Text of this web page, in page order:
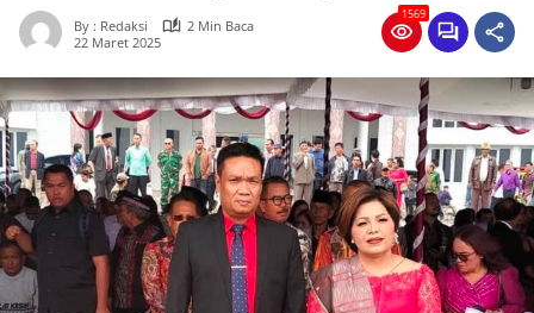
By : Redaksi
2 Min Baca
22 Maret 2025
1569